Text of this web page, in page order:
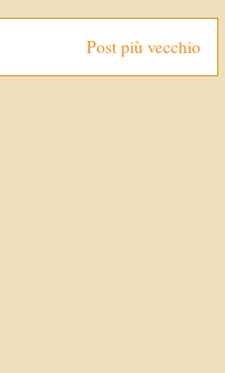
Post più vecchio